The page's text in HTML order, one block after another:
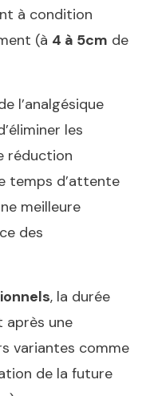
à condition
(à 4 à 5cm de
l’analgésique
les
réduction
temps d’attente
meilleure
des
, la durée
après une
variantes comme
de la future